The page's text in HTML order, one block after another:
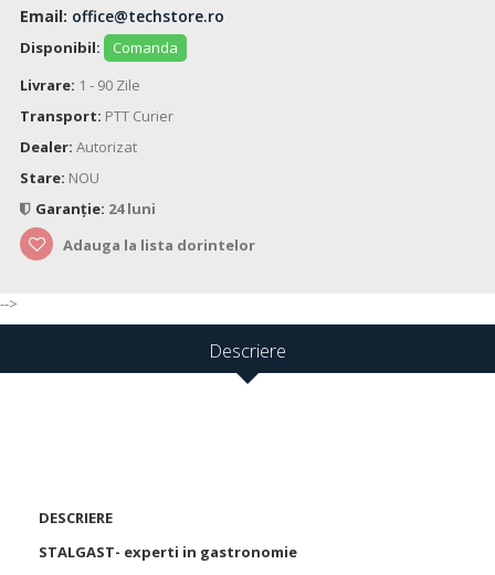
Email: office@techstore.ro
Disponibil:
Comanda
Livrare: 1 - 90 Zile
Transport: PTT Curier
Dealer: Autorizat
Stare: NOU
Garanție: 24 luni
Adauga la lista dorintelor
-->
Descriere
DESCRIERE
STALGAST- experti in gastronomie